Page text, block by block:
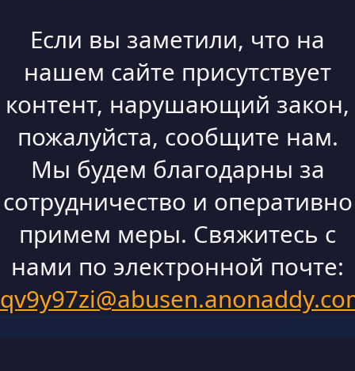
Если вы заметили, что на
нашем сайте присутствует
контент, нарушающий закон,
пожалуйста, сообщите нам.
Мы будем благодарны за
сотрудничество и оперативно
примем меры. Свяжитесь с
нами по электронной почте: